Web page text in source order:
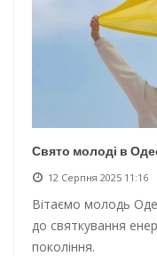
Свято молоді в
12 Серпня 2025 11:16
Вітаємо молодь
до святкування
покоління.